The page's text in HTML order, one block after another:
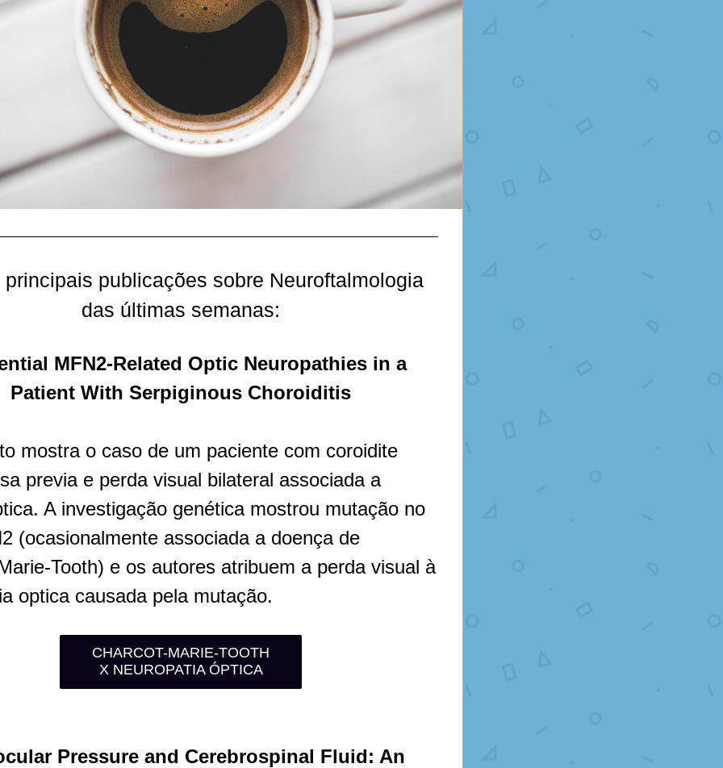
principais publicações sobre Neuroftalmologia
das últimas semanas:
MFN2-Related Optic Neuropathies in a
Patient With Serpiginous Choroiditis
mostra o caso de um paciente com coroidite
previa e perda visual bilateral associada a
A investigação genética mostrou mutação no
(ocasionalmente associada a doença de
Tooth) e os autores atribuem a perda visual à
optica causada pela mutação.
CHARCOT-MARIE-TOOTH
X NEUROPATIA ÓPTICA
Pressure and Cerebrospinal Fluid: An